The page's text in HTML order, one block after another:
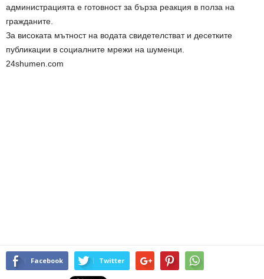
администрацията е готовност за бърза реакция в полза на
гражданите.
За високата мътност на водата свидетелстват и десетките
публикации в социалните мрежи на шуменци.
24shumen.com
Facebook Twitter